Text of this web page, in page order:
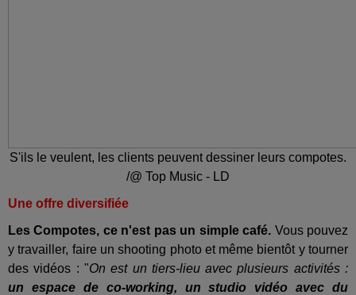
S'ils le veulent, les clients peuvent dessiner leurs compotes.
/@ Top Music - LD
Une offre diversifiée
Les Compotes, ce n'est pas un simple café. Vous pouvez
y travailler, faire un shooting photo et même bientôt y tourner
des vidéos : "On est un tiers-lieu avec plusieurs activités :
un espace de co-working, un studio vidéo avec du